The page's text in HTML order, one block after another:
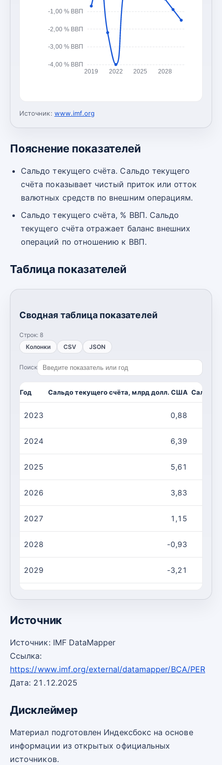
-4,00 % ВВП
-3,00 % ВВП
-2,00 % ВВП
-1,00 % ВВП
2019 2022 2025 2028
Источник: www.imf.org
Пояснение показателей
Сальдо текущего счёта. Сальдо текущего
счёта показывает чистый приток или отток
валютных средств по внешним операциям.
Сальдо текущего счёта, % ВВП. Сальдо
текущего счёта отражает баланс внешних
операций по отношению к ВВП.
Таблица показателей
Сводная таблица показателей
Строк: 8
Колонки
CSV JSON
Поиск
Год Сальдо текущего счёта, млрд долл. США Сальдо
2023 0,88
2024 6,39
2025 5,61
2026 3,83
2027 1,15
2028 -0,93
2029 -3,21
Источник
Источник: IMF DataMapper
Ссылка:
https://www.imf.org/external/datamapper/BCA/PER
Дата: 21.12.2025
Дисклеймер
Материал подготовлен Индексбокс на основе
информации из открытых официальных
источников.